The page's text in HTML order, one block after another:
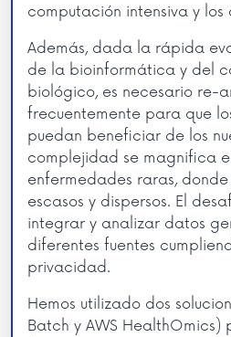
computación intensiva y los
Además, dada la rápida
de la bioinformática y del
biológico, es necesario re-
frecuentemente para que
puedan beneficiar de los
complejidad se magnifica
enfermedades raras,
escasos y dispersos. El
integrar y analizar datos
diferentes fuentes
privacidad.
Hemos utilizado dos
Batch y AWS